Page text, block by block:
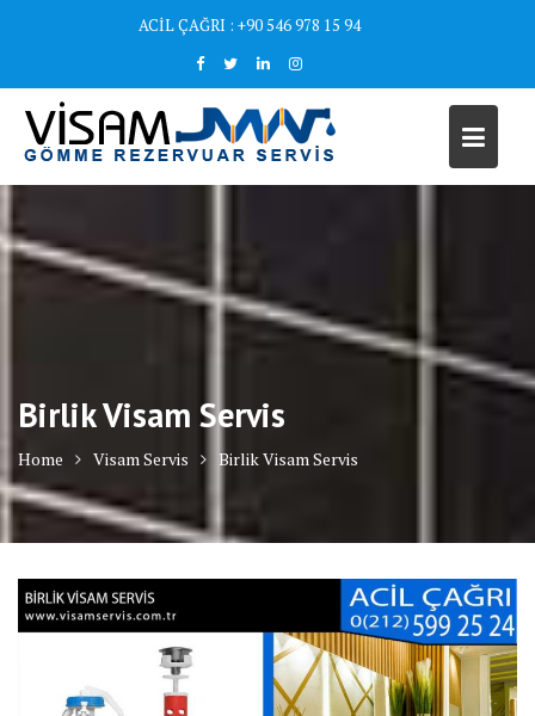
ACİL ÇAĞRI : +90 546 978 15 94
Birlik Visam Servis
Home Visam Servis Birlik Visam Servis